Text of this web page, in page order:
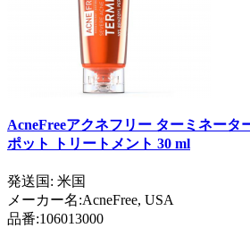
AcneFreeアクネフリー ターミネータ
ポット トリートメント 30 ml
発送国: 米国
メーカー名:AcneFree, USA
品番:106013000